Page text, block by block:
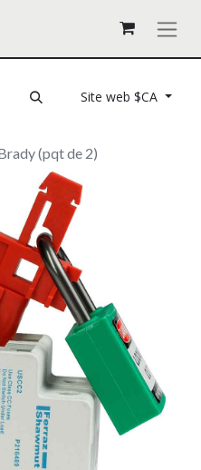
Site web $CA
(pqt de 2)